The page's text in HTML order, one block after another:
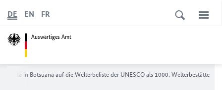
Auswärtiges Amt
DE EN FR
Delta in Botsuana auf die Welterbeliste der UNESCO als 1000. Welterbestätte